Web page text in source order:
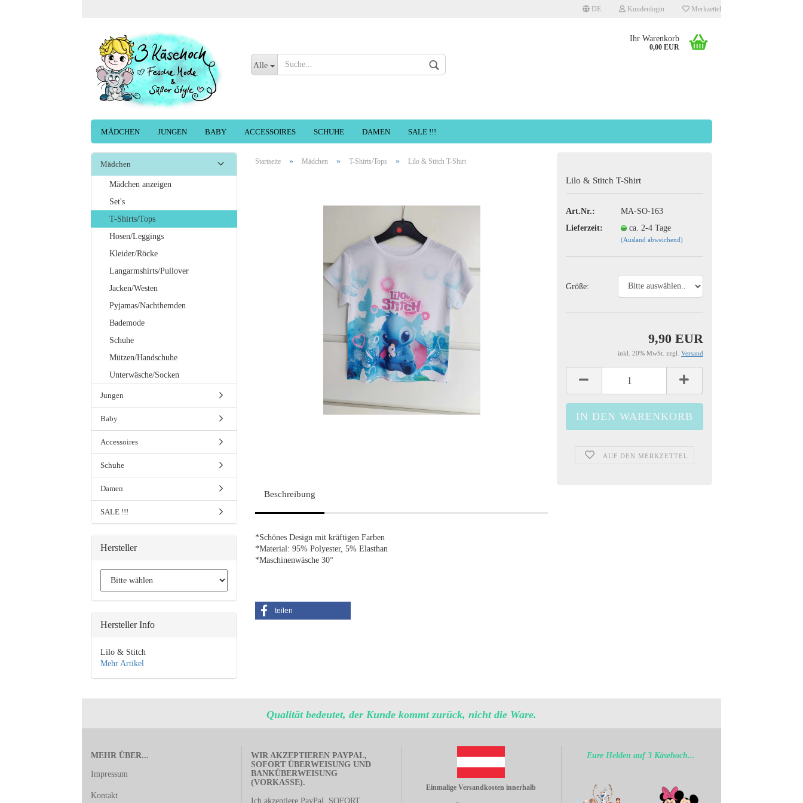
DE Kundenlogin Merkzettel
Alle
Ihr Warenkorb
0,00 EUR
MÄDCHEN JUNGEN BABY ACCESSOIRES SCHUHE DAMEN SALE !!!
Startseite » Mädchen » T-Shirts/Tops » Lilo & Stitch T-Shirt
Lilo & Stitch T-Shirt
Art.Nr.:
MA-SO-163
Lieferzeit:
ca. 2-4 Tage
(Ausland abweichend)
Größe:
9,90 EUR
inkl. 20% MwSt. zzgl. Versand
AUF DEN MERKZETTEL
Beschreibung
*Schönes Design mit kräftigen Farben
*Material: 95% Polyester, 5% Elasthan
*Maschinenwäsche 30°
teilen
Mädchen
Mädchen anzeigen
Set's
T-Shirts/Tops
Hosen/Leggings
Kleider/Röcke
Langarmshirts/Pullover
Jacken/Westen
Pyjamas/Nachthemden
Bademode
Schuhe
Mützen/Handschuhe
Unterwäsche/Socken
Jungen
Baby
Accessoires
Schuhe
Damen
SALE !!!
Hersteller
Hersteller Info
Lilo & Stitch
Mehr Artikel
Qualität bedeutet, der Kunde kommt zurück, nicht die Ware.
MEHR ÜBER...
Impressum
Kontakt
WIR AKZEPTIEREN PAYPAL,
SOFORT ÜBERWEISUNG UND
BANKÜBERWEISUNG
(VORKASSE).
Ich akzeptiere PayPal, SOFORT
Einmalige Versandkosten innerhalb
Eure Helden auf 3 Käsehoch...